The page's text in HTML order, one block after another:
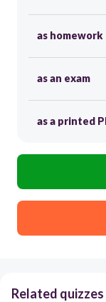
as homework
as an exam
as a printed
Related quizzes